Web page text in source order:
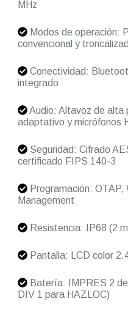
MHz
Modos de operación:
convencional y
Conectividad:
integrado
Audio: Altavoz de alta
adaptativo y micrófonos
Seguridad: Cifrado
certificado FIPS 140-3
Programación: OTAP,
Management
Resistencia: IP68 (2
Pantalla: LCD color
Batería: IMPRES 2 de
DIV 1 para HAZLOC)